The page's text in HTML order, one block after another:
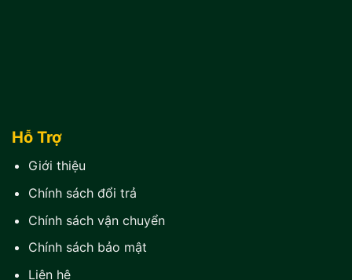
Hỗ Trợ
Giới thiệu
Chính sách đổi trả
Chính sách vận chuyển
Chính sách bảo mật
Liên hệ